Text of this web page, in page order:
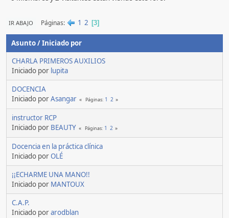
IR ABAJO Páginas 1 2 3
Asunto/Iniciado por
CHARLA PRIMEROS AUXILIOS
Iniciado por lupita
DOCENCIA
Iniciado porAsangar Páginas 1 2
instructor RCP
Iniciado por BEAUTY Páginas 1 2
Docencia en la práctica clínica
Iniciado porOLÉ
¡¡ECHARME UNA MANO!!
Iniciado por MANTOUX
C.A.P.
Iniciado porarodblan